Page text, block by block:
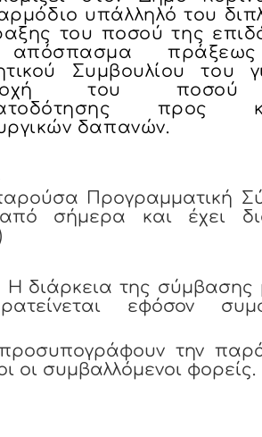
υπάλληλό του
του ποσού της
Συμβουλίου του
του
προς
δαπανών.
Προγραμματική
από σήμερα και έχει
της σύμβασης
εφόσον
την
οι συμβαλλόμενοι φορείς.